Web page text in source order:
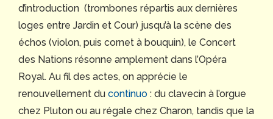
d’introduction (trombones répartis aux dernières
loges entre Jardin et Cour) jusqu’à la scène des
échos (violon, puis cornet à bouquin), le Concert
des Nations résonne amplement dans l’Opéra
Royal. Au fil des actes, on apprécie le
renouvellement du continuo : du clavecin à l’orgue
chez Pluton ou au régale chez Charon, tandis que la